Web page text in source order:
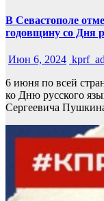
В Севастополе
годовщину со Дня
Июн 6, 2024
6 июня по всей
ко Дню русского
Сергеевича